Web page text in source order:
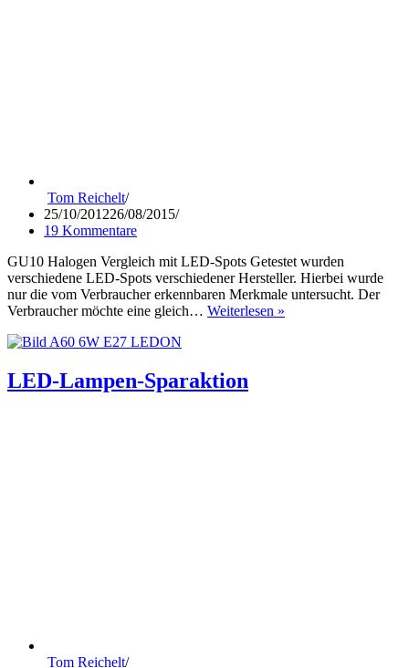
Tom Reichelt
25/10/201226/08/2015
19 Kommentare
GU10 Halogen Vergleich mit LED-Spots Getestet wurden
verschiedene LED-Spots verschiedener Hersteller. Hierbei wurde
nur die vom Verbraucher erkennbaren Merkmale untersucht. Der
Verbraucher möchte eine gleich… Weiterlesen »
LED-Lampen-Sparaktion
Tom Reichelt